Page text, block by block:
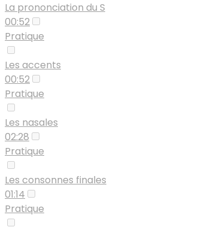
La prononciation du S
00:52
Pratique
Les accents
00:52
Pratique
Les nasales
02:28
Pratique
Les consonnes finales
01:14
Pratique